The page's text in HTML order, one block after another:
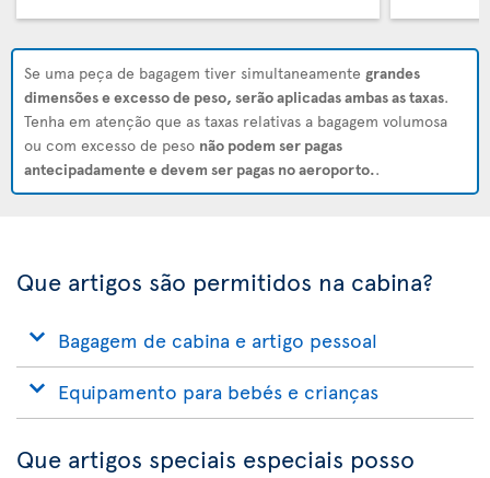
Se uma peça de bagagem tiver simultaneamente grandes
dimensões e excesso de peso, serão aplicadas ambas as taxas.
Tenha em atenção que as taxas relativas a bagagem volumosa
ou com excesso de peso não podem ser pagas
antecipadamente e devem ser pagas no aeroporto..
Que artigos são permitidos na cabina?
Bagagem de cabina e artigo pessoal
Equipamento para bebés e crianças
Que artigos speciais especiais posso